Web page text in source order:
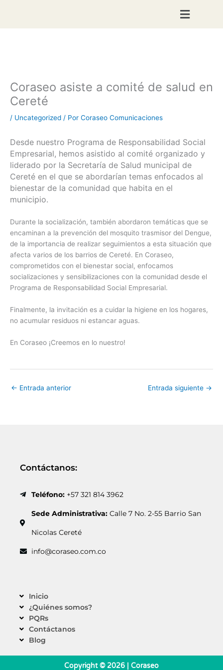
contenido
Coraseo asiste a comité de salud en
Cereté
/ Uncategorized / Por Coraseo Comunicaciones
Desde nuestro Programa de Responsabilidad Social
Empresarial, hemos asistido al comité organizado y
liderado por la Secretaría de Salud municipal de
Cereté en el que se abordarían temas enfocados al
bienestar de la comunidad que habita en el
municipio.
Durante la socialización, también abordaron temáticas que se
encaminan a la prevención del mosquito trasmisor del Dengue,
de la importancia de realizar seguimientos a esta situación que
afecta varios de los barrios de Cereté. En Coraseo,
comprometidos con el bienestar social, enfocamos
socializaciones y sensibilizaciones con la comunidad desde el
Programa de Responsabilidad Social Empresarial.
Finalmente, la invitación es a cuidar la higiene en los hogares,
no acumular residuos ni estancar aguas.
En Coraseo ¡Creemos en lo nuestro!
← Entrada anterior Entrada siguiente →
Contáctanos:
Teléfono:+57 321 814 3962
Sede Administrativa: Calle 7 No. 2-55 Barrio San
Nicolas Cereté
info@coraseo.com.co
Inicio
¿Quiénes somos?
PQRs
Contáctanos
Blog
Copyright © 2026 | Coraseo